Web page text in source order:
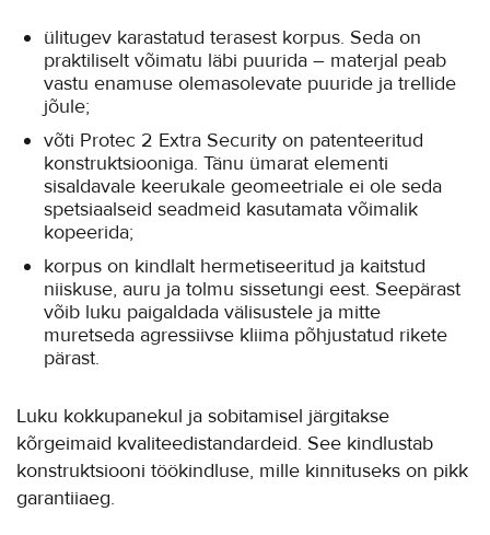
ülitugev karastatud terasest korpus. Seda on
praktiliselt võimatu läbi puurida – materjal peab
vastu enamuse olemasolevate puuride ja trellide
jõule;
võti Protec 2 Extra Security on patenteeritud
konstruktsiooniga. Tänu ümarat elementi
sisaldavale keerukale geomeetriale ei ole seda
spetsiaalseid seadmeid kasutamata võimalik
kopeerida;
korpus on kindlalt hermetiseeritud ja kaitstud
niiskuse, auru ja tolmu sissetungi eest. Seepärast
võib luku paigaldada välisustele ja mitte
muretseda agressiivse kliima põhjustatud rikete
pärast.
Luku kokkupanekul ja sobitamisel järgitakse
kõrgeimaid kvaliteedistandardeid. See kindlustab
konstruktsiooni töökindluse, mille kinnituseks on pikk
garantiiaeg.